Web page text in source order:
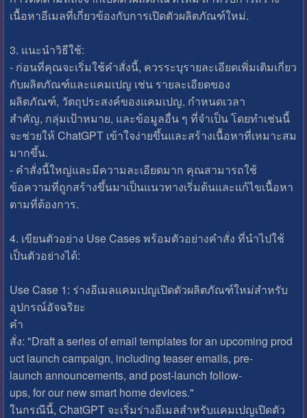
เนื้อหาอีเมลที่เกี่ยวข้องกับการเปิดตัวผลิตภัณฑ์ใหม่.
3. แนะนำวิธีใช้:
- ก่อนที่คุณจะเริ่มใช้คำสั่งนี้, ควรระบุรายละเอียดเพิ่มเติมเกี่ยว
กับผลิตภัณฑ์และแคมเปญ เช่น รายละเอียดของ
ผลิตภัณฑ์, วัตถุประสงค์ของแคมเปญ, กำหนดเวลา
สำคัญ, กลุ่มเป้าหมาย, และข้อมูลอื่น ๆ ที่จำเป็น โดยทำเช่นนี้
จะช่วยให้ ChatGPT เข้าใจง่ายขึ้นและสร้างเนื้อหาที่เหมาะสม
มากขึ้น.
- คำสั่งนี้ใหญ่และมีความละเอียดมาก คุณสามารถใช้
ข้อความที่ถูกสร้างขึ้นมาเป็นแนวทางเริ่มต้นและแก้ไขเนื้อหา
ตามที่ต้องการ.
4. เขียนตัวอย่าง Use Cases พร้อมตัวอย่างคำสั่ง ที่นำไปใช้
เป็นตัวอย่างได้:
Use Case 1: ร่างอีเมลแคมเปญเปิดตัวผลิตภัณฑ์ใหม่สำหรับ
อุปกรณ์อัจฉริยะ
คำ
สั่ง: "Draft a series of email templates for an upcoming prod
uct launch campaign, including teaser emails, pre-
launch announcements, and post-launch follow-
ups, for our new smart home devices."
ในกรณีนี้, ChatGPT จะเริ่มร่างอีเมลสำหรับแคมเปญเปิดตัว